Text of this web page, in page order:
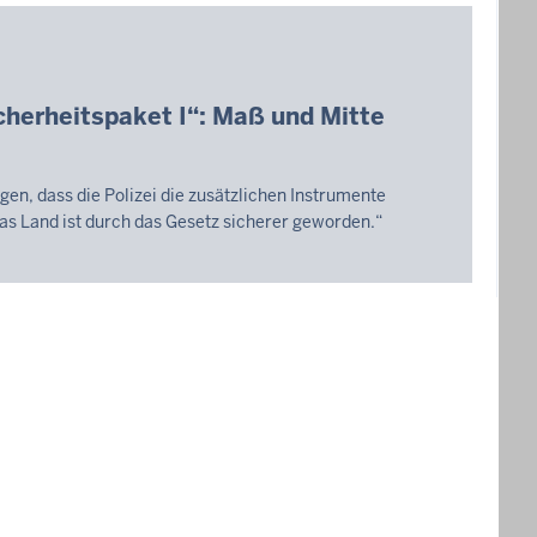
I“: Maß und Mitte
dass die Polizei die zusätzlichen Instrumente
Land ist durch das Gesetz sicherer geworden.“